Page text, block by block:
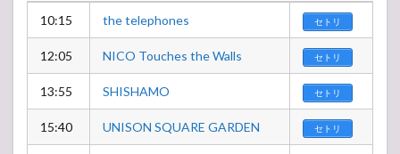
10:15 the telephones セトリ
12:05 NICO Touches the Walls セトリ
13:55 SHISHAMO セトリ
15:40 UNISON SQUARE GARDEN セトリ